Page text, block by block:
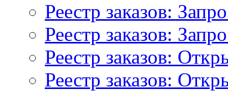
Реестр заказов:
Реестр заказов:
Реестр заказов:
Реестр заказов: